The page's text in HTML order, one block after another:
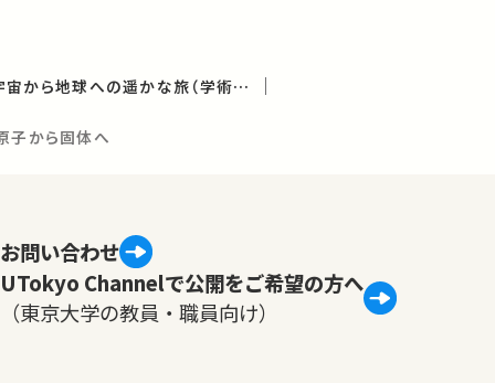
多彩な物質の世界－宇宙から地球への遥かな旅（学術俯瞰講義）
子から固体へ
お問い合わせ
UTokyo Channelで公開をご希望の方へ
（東京大学の教員・職員向け）